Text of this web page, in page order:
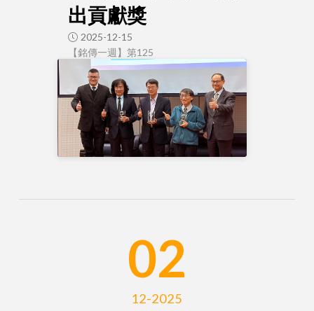
出貢獻獎
2025-12-15
【銘傳一週】第125
02
12-2025